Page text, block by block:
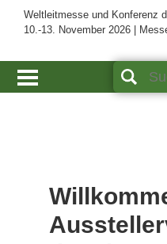
Weltleitmesse und Konferenz
10.-13. November 2026 |